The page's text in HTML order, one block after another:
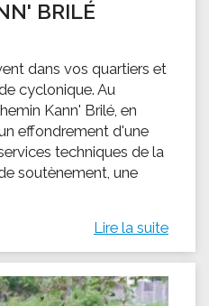
BRILÉ
dans vos quartiers et
cyclonique. Au
Kann' Brilé, en
effondrement d'une
techniques de la
soutènement, une
Lire la suite